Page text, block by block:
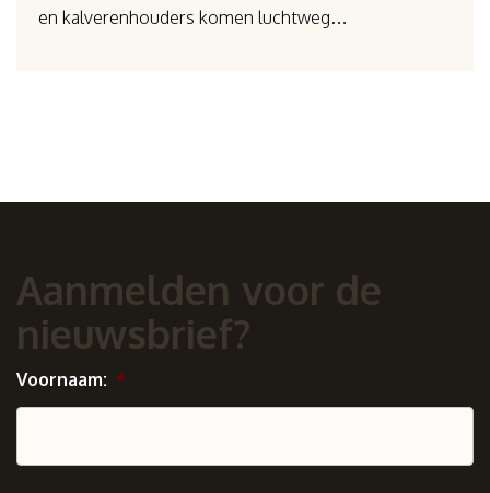
en kalverenhouders komen luchtweg…
Aanmelden voor de
nieuwsbrief?
Voornaam: *